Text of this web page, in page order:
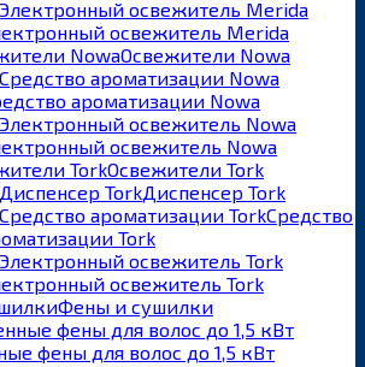
освежитель Merida
Освежители Nowa
ароматизации Nowa
освежитель Nowa
Освежители Tork
Диспенсер Tork
Средство
Tork
освежитель Tork
Фены и сушилки
фены для волос до 1,5 кВт